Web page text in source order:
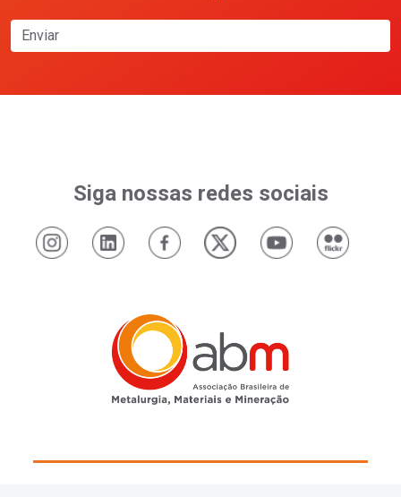
Enviar
Siga nossas redes sociais